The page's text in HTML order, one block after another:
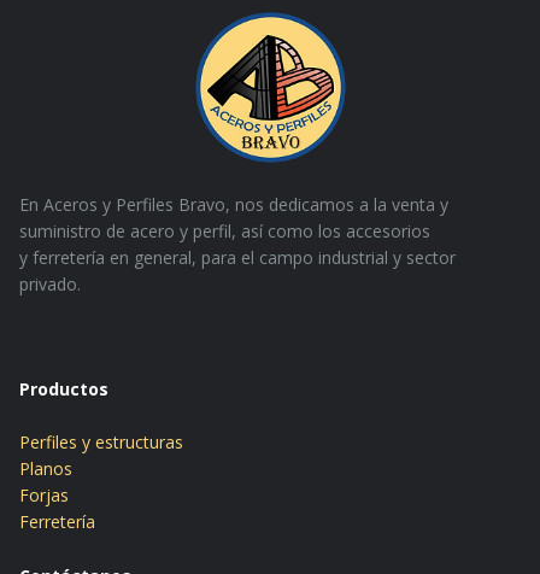
En Aceros y Perfiles Bravo, nos dedicamos a la venta y
suministro de acero y perfil, así como los accesorios
y ferretería en general, para el campo industrial y sector
privado.
Productos
Perfiles y estructuras
Planos
Forjas
Ferretería